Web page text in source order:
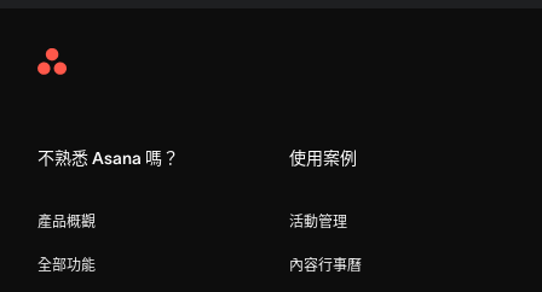
Asana
不熟悉 Asana 嗎？
產品概觀
全部功能
使用案例
活動管理
內容行事曆